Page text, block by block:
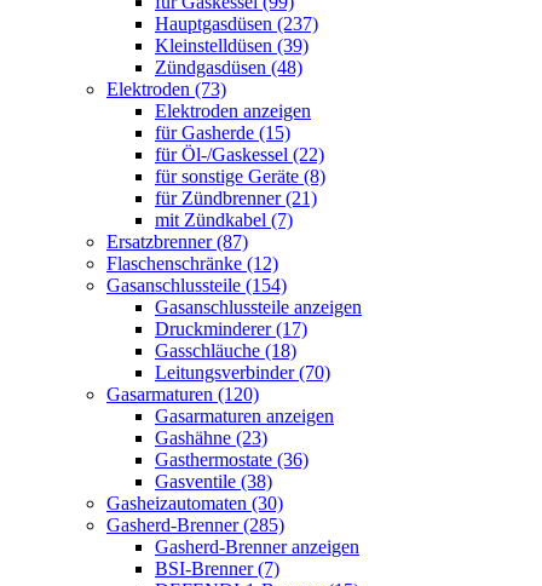
Hauptgasdüsen (237)
Kleinstelldüsen (39)
Zündgasdüsen (48)
Elektroden (73)
Elektroden anzeigen
für Gasherde (15)
für Öl-/Gaskessel (22)
für sonstige Geräte (8)
für Zündbrenner (21)
mit Zündkabel (7)
Ersatzbrenner (87)
Flaschenschränke (12)
Gasanschlussteile (154)
Gasanschlussteile anzeigen
Druckminderer (17)
Gasschläuche (18)
Leitungsverbinder (70)
Gasarmaturen (120)
Gasarmaturen anzeigen
Gashähne (23)
Gasthermostate (36)
Gasventile (38)
Gasheizautomaten (30)
Gasherd-Brenner (285)
Gasherd-Brenner anzeigen
BSI-Brenner (7)